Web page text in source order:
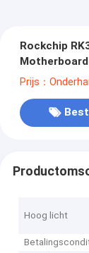
Rockchip
Motherboard
Prijs：
Hoog licht